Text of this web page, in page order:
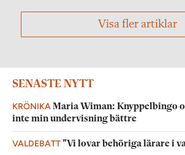
Visa fler artiklar
SENASTE NYTT
KRÖNIKA Maria Wiman: Knyppelbingo
inte min undervisning bättre
VALDEBATT”Vi lovar behöriga lärare i